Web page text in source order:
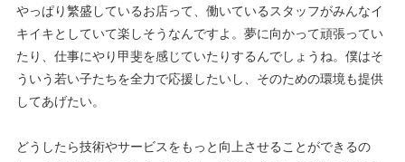
やっぱり繁盛しているお店って、働いているスタッフがみんなイ
キイキとしていて楽しそうなんですよ。夢に向かって頑張ってい
たり、仕事にやり甲斐を感じていたりするんでしょうね。僕はそ
ういう若い子たちを全力で応援したいし、そのための環境も提供
してあげたい。
どうしたら技術やサービスをもっと向上させることができるの